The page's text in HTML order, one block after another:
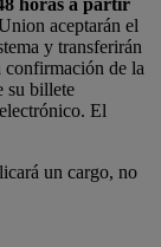
aceptarán el
y transferirán
confirmación de la
su billete
El
un cargo, no